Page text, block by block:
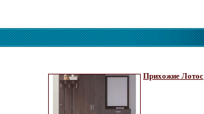
Прихожие Лотос